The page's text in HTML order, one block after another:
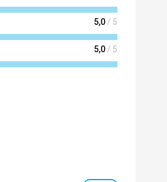
5,0/ 5
5,0/ 5